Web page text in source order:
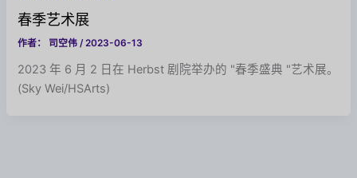
春季艺术展
作者： 司空伟/2023-06-13
2023 年 6 月 2 日在 Herbst 剧院举办的 "春季盛典 "艺术展。
(Sky Wei/HSArts)